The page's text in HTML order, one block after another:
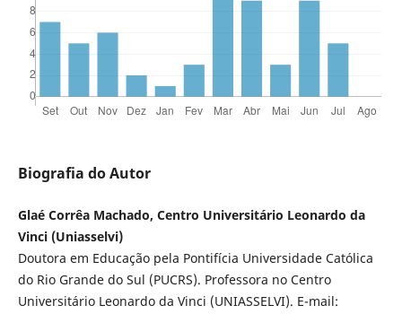
Biografia do Autor
Glaé Corrêa Machado, Centro Universitário Leonardo da
Vinci (Uniasselvi)
Doutora em Educação pela Pontifícia Universidade Católica
do Rio Grande do Sul (PUCRS). Professora no Centro
Universitário Leonardo da Vinci (UNIASSELVI). E-mail: